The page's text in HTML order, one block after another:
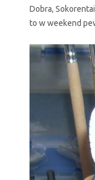
Dobra,
to w weekend